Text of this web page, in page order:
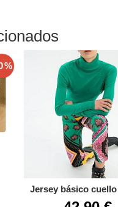
%
Jersey básico